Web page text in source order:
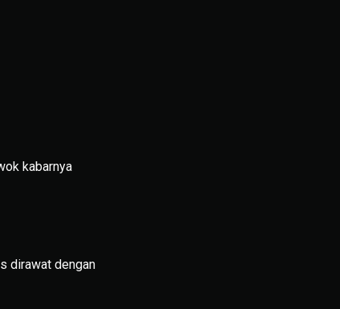
kabarnya
dirawat dengan